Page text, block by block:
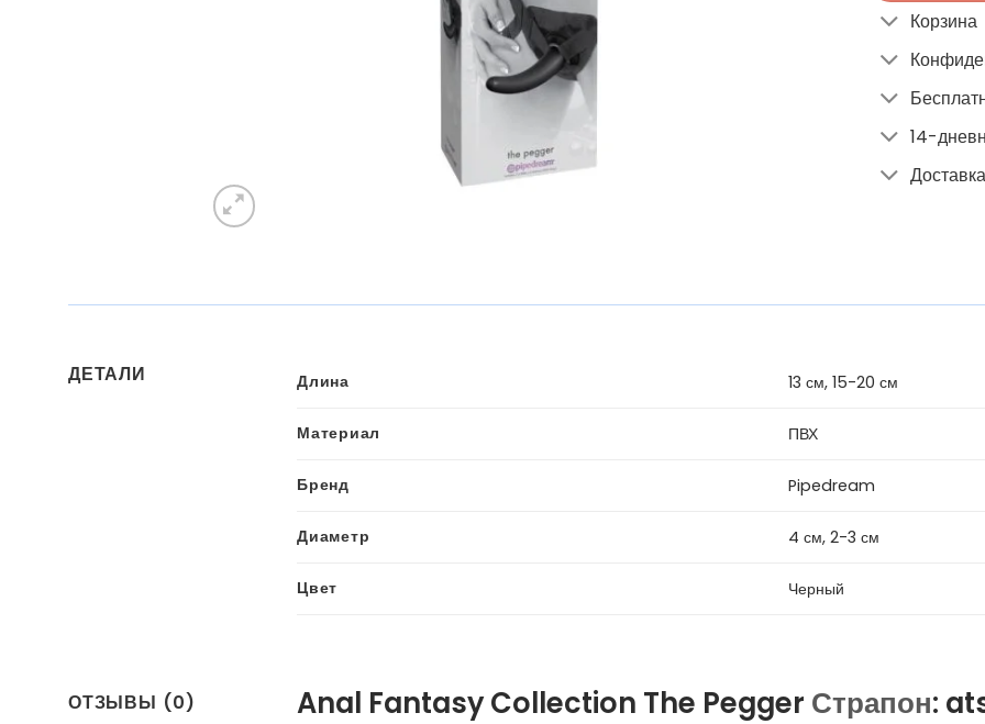
Корзина
14-
ДЕТАЛИ Длина 13 см, 15-20 см
Материал ПВХ
Бренд Pipedream
Диаметр 4 см, 2-3 см
Цвет Черный
ОТЗЫВЫ (0) Anal Fantasy Collection The Pegger Страпон: